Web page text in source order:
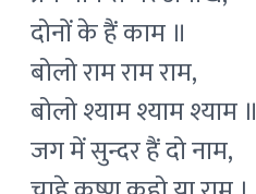
दोनों के हैं काम ॥
बोलो राम राम राम,
बोलो श्याम श्याम श्याम ॥
जग में सुन्दर हैं दो नाम,